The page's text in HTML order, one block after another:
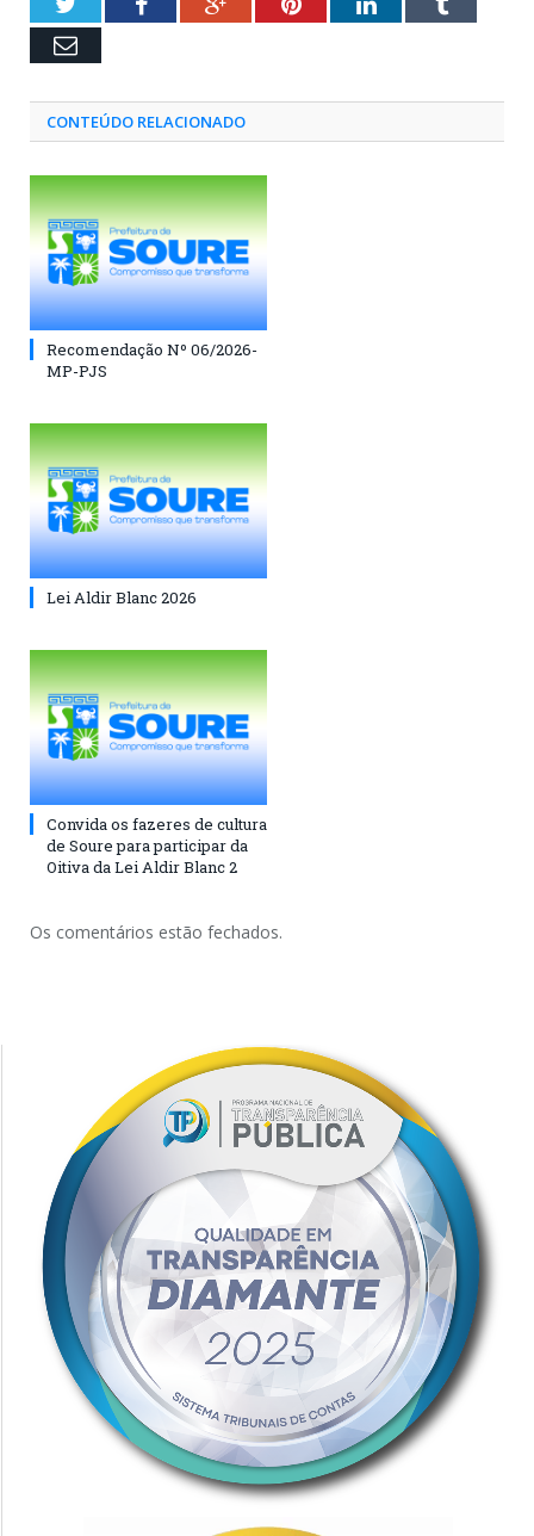
Email
CONTEÚDO RELACIONADO
Recomendação Nº 06/2026-
MP-PJS
Lei Aldir Blanc 2026
Convida os fazeres de cultura
de Soure para participar da
Oitiva da Lei Aldir Blanc 2
Os comentários estão fechados.